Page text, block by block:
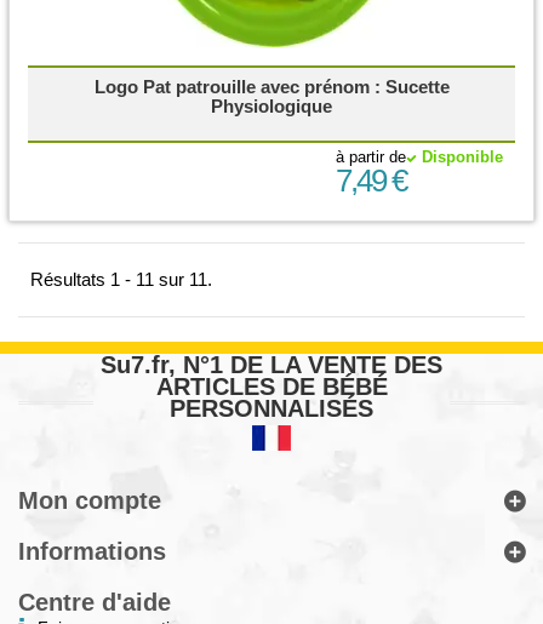
Logo Pat patrouille avec prénom : Sucette
Physiologique
Disponible
à partir de
7,49 €
Résultats 1 - 11 sur 11.
Su7.fr, N°1 DE LA VENTE DES
ARTICLES DE BÉBÉ
PERSONNALISÉS
Mon compte
Informations
Centre d'aide